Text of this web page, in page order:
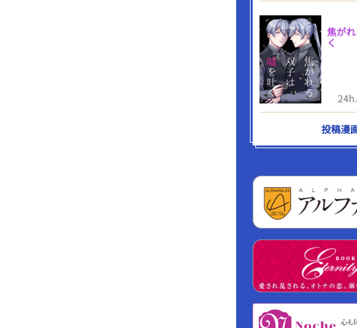
焦が
く
投稿漫